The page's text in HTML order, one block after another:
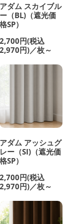
アダム スカイブル
ー（BL)（遮光価
格SP）
2,700円(税込
2,970円)／枚～
アダム アッシュグ
レー（SI)（遮光価
格SP）
2,700円(税込
2,970円)／枚～